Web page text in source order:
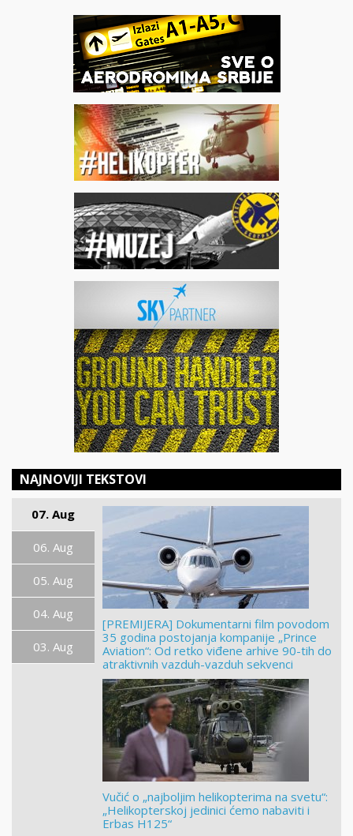
NAJNOVIJI TEKSTOVI
07. Aug
06. Aug
05. Aug
04. Aug
03. Aug
[PREMIJERA] Dokumentarni film povodom
35 godina postojanja kompanije „Prince
Aviation“: Od retko viđene arhive 90-tih do
atraktivnih vazduh-vazduh sekvenci
Vučić o „najboljim helikopterima na svetu“:
„Helikopterskoj jedinici ćemo nabaviti i
Erbas H125“